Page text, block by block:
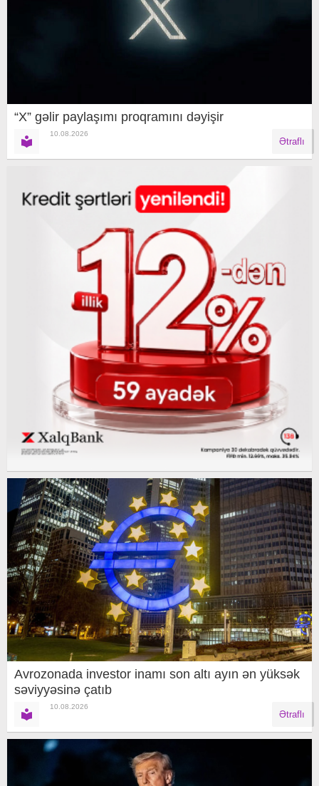
“X” gəlir paylaşımı proqramını dəyişir
10.08.2026
Ətraflı
Avrozonada investor inamı son altı ayın ən yüksək
səviyyəsinə çatıb
10.08.2026
Ətraflı